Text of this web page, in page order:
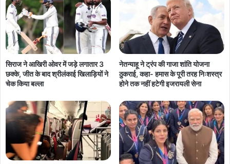
सिराज ने आखिरी ओवर में जड़े लगातार 3
छक्के, जीत के बाद श्रीलंकाई खिलाड़ियों ने
चेक किया बल्ला
नेतन्याहू ने ट्रंप की गाजा शांति योजना
ठुकराई, कहा- हमास के पूरी तरह निःशस्त्र
होने तक नहीं हटेगी इजरायली सेना